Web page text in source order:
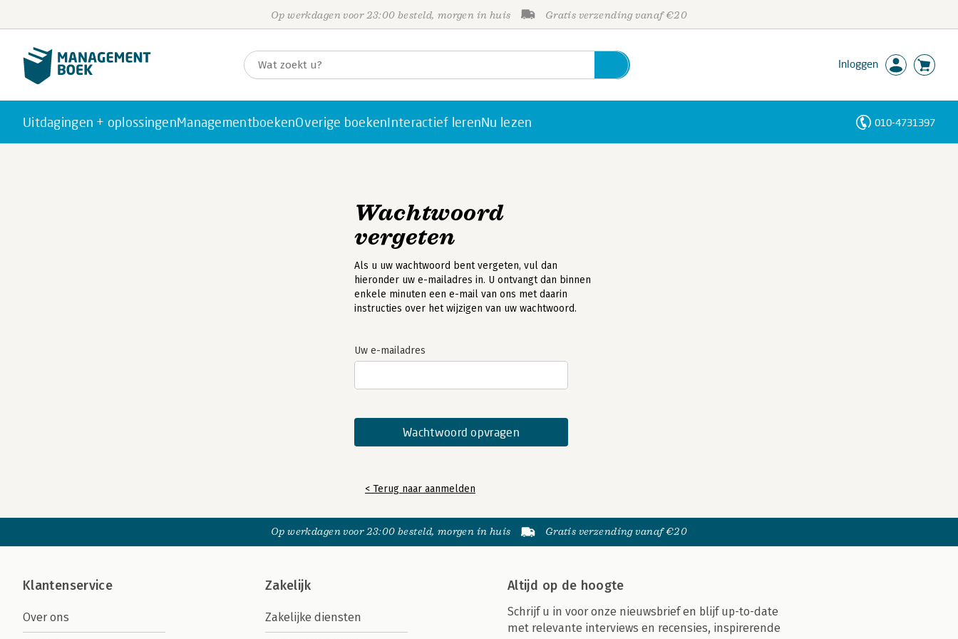
Op werkdagen voor 23:00 besteld, morgen in huis Gratis verzending vanaf €20
Inloggen
Uitdagingen + oplossingenManagementboekenOverige boekenInteractief lerenNu lezen 010-4731397
Wachtwoord
vergeten
Als u uw wachtwoord bent vergeten, vul dan
hieronder uw e-mailadres in. U ontvangt dan binnen
enkele minuten een e-mail van ons met daarin
instructies over het wijzigen van uw wachtwoord.
Uw e-mailadres
< Terug naar aanmelden
Op werkdagen voor 23:00 besteld, morgen in huis Gratis verzending vanaf €20
Klantenservice
Over ons
Zakelijk
Zakelijke diensten
Altijd op de hoogte
Schrijf u in voor onze nieuwsbrief en blijf up-to-date
met relevante interviews en recensies, inspirerende
Personen